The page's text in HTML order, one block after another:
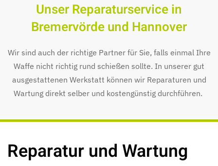
Unser Reparaturservice in
Bremervörde und Hannover
Wir sind auch der richtige Partner für Sie, falls einmal Ihre
Waffe nicht richtig rund schießen sollte. In unserer gut
ausgestattenen Werkstatt können wir Reparaturen und
Wartung direkt selber und kostengünstig durchführen.
Reparatur und Wartung